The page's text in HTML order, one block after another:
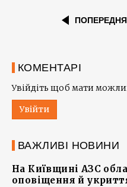
ПОПЕРЕДНЯ
КОМЕНТАРІ
Увійдіть щоб мати
Увійти
ВАЖЛИВІ НОВИНИ
На Київщині АЗС
оповіщення й